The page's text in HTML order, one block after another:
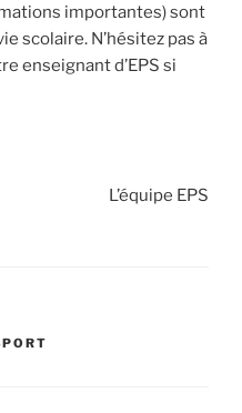
importantes) sont
scolaire. N’hésitez pas à
enseignant d’EPS si
L’équipe EPS